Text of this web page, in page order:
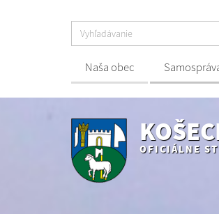
Naša obec
OFICIÁLNE